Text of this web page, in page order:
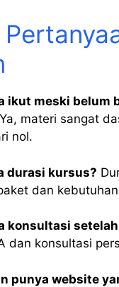
ikut meski belum
Ya, materi sangat
nol.
durasi kursus?
dan
konsultasi
dan konsultasi
punya website